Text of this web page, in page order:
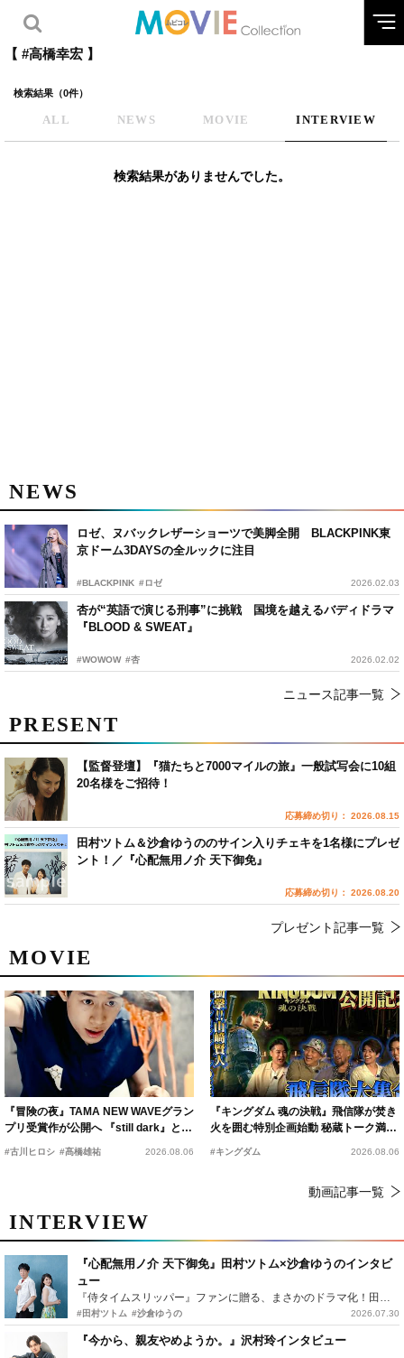
【 #高橋幸宏 】
検索結果（0件）
ALL NEWS MOVIE INTERVIEW
検索結果がありませんでした。
NEWS
ロゼ、ヌバックレザーショーツで美脚全開 BLACKPINK東
京ドーム3DAYSの全ルックに注目
#BLACKPINK #ロゼ 2026.02.03
杏が“英語で演じる刑事”に挑戦 国境を越えるバディドラマ
『BLOOD & SWEAT』
#WOWOW #杏 2026.02.02
ニュース記事一覧
MOVIE
『冒険の夜』TAMA NEW WAVEグラン
プリ受賞作が公開へ 『still dark』と同
時上映決定
#古川ヒロシ #髙橋雄祐 2026.08.06
『キングダム 魂の決戦』飛信隊が焚き
火を囲む特別企画始動 秘蔵トーク満載
の“キングダムキャンプ”開催
#キングダム 2026.08.06
動画記事一覧
INTERVIEW
『心配無用ノ介 天下御免』田村ツトム×沙倉ゆうのインタビ
ュー
『侍タイムスリッパー』ファンに贈る、まさかのドラマ化！田村ツトム×沙倉ゆうのが語る『心配無用ノ介』撮影秘話
#田村ツトム #沙倉ゆうの 2026.07.30
『今から、親友やめようか。』沢村玲インタビュー
PRESENT
【監督登壇】『猫たちと7000マイルの旅』一般試写会に10組
20名様をご招待！
応募締め切り： 2026.08.15
田村ツトム＆沙倉ゆうののサイン入りチェキを1名様にプレゼ
ント！／『心配無用ノ介 天下御免』
応募締め切り： 2026.08.20
プレゼント記事一覧